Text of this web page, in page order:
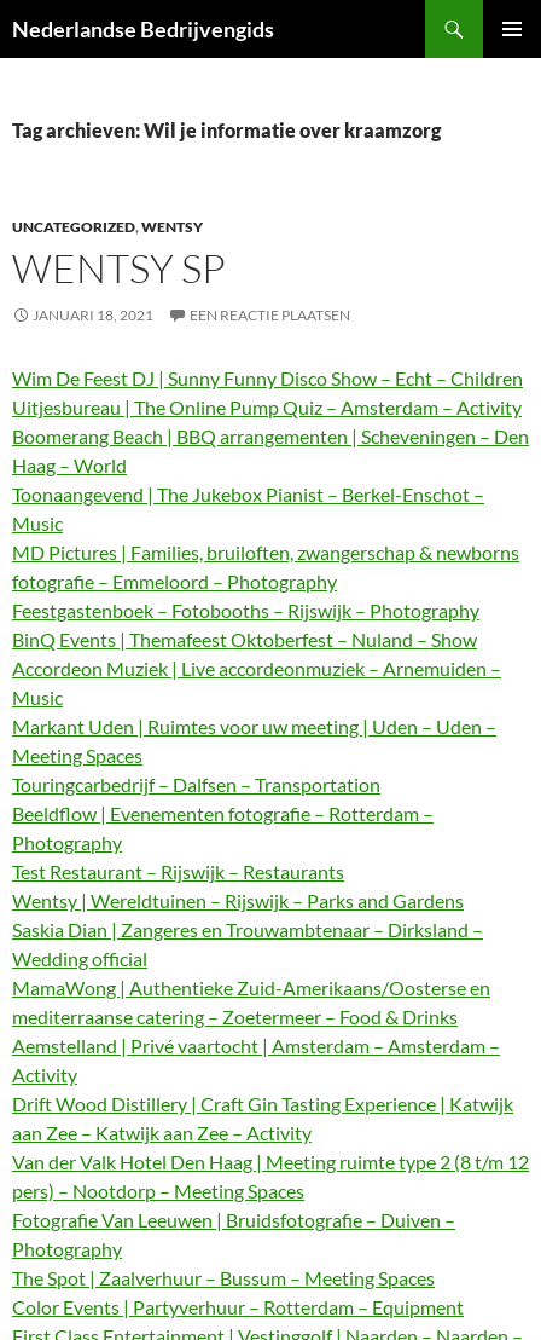
naar
Nederlandse Bedrijvengids
Tag archieven: Wil je informatie over kraamzorg
UNCATEGORIZED,WENTSY
WENTSY SP
JANUARI 18, 2021 EEN REACTIE PLAATSEN
Wim De Feest DJ | Sunny Funny Disco Show – Echt – Children
Uitjesbureau | The Online Pump Quiz – Amsterdam – Activity
Boomerang Beach | BBQ arrangementen | Scheveningen – Den
Haag – World
Toonaangevend | The Jukebox Pianist – Berkel-Enschot –
Music
MD Pictures | Families, bruiloften, zwangerschap & newborns
fotografie – Emmeloord – Photography
Feestgastenboek – Fotobooths – Rijswijk – Photography
BinQ Events | Themafeest Oktoberfest – Nuland – Show
Accordeon Muziek | Live accordeonmuziek – Arnemuiden –
Music
Markant Uden | Ruimtes voor uw meeting | Uden – Uden –
Meeting Spaces
Touringcarbedrijf – Dalfsen – Transportation
Beeldflow | Evenementen fotografie – Rotterdam –
Photography
Test Restaurant – Rijswijk – Restaurants
Wentsy | Wereldtuinen – Rijswijk – Parks and Gardens
Saskia Dian | Zangeres en Trouwambtenaar – Dirksland –
Wedding official
MamaWong | Authentieke Zuid-Amerikaans/Oosterse en
mediterraanse catering – Zoetermeer – Food & Drinks
Aemstelland | Privé vaartocht | Amsterdam – Amsterdam –
Activity
Drift Wood Distillery | Craft Gin Tasting Experience | Katwijk
aan Zee – Katwijk aan Zee – Activity
Van der Valk Hotel Den Haag | Meeting ruimte type 2 (8 t/m 12
pers) – Nootdorp – Meeting Spaces
Fotografie Van Leeuwen | Bruidsfotografie – Duiven –
Photography
The Spot | Zaalverhuur – Bussum – Meeting Spaces
Color Events | Partyverhuur – Rotterdam – Equipment